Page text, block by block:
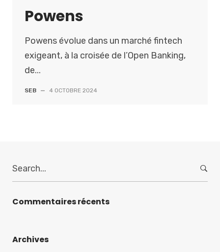
Powens
Powens évolue dans un marché fintech
exigeant, à la croisée de l’Open Banking,
de...
SEB — 4 OCTOBRE 2024
e
r
o
Commentaires récents
Archives